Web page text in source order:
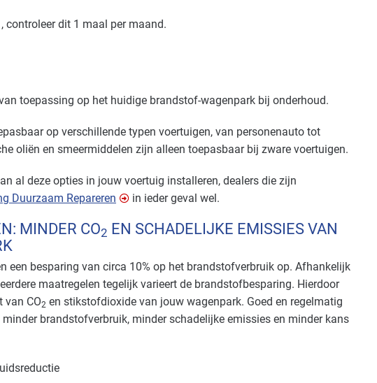
, controleer dit 1 maal per maand.
toepassing op het huidige brandstof-wagenpark bij onderhoud.
op verschillende typen voertuigen, van personenauto tot
oliën en smeermiddelen zijn alleen toepasbaar bij zware voertuigen.
al deze opties in jouw voertuig installeren, dealers die zijn
Duurzaam Repareren in ieder geval wel.
MINDER CO2 EN SCHADELIJKE EMISSIES VAN
een besparing van circa 10% op het brandstofverbruik op. Afhankelijk
maatregelen tegelijk varieert de brandstofbesparing. Hierdoor
van CO2 en stikstofdioxide van jouw wagenpark. Goed en regelmatig
brandstofverbruik, minder schadelijke emissies en minder kans